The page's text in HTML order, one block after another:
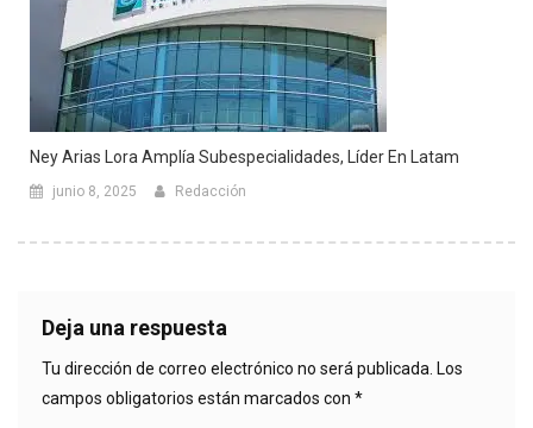
Ney Arias Lora Amplía Subespecialidades, Líder En Latam
junio 8, 2025 Redacción
Deja una respuesta
Tu dirección de correo electrónico no será publicada. Los
campos obligatorios están marcados con *